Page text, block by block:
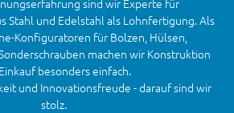
sind wir Experte für
Stahl und Edelstahl als Lohnfertigung. Als
Konfiguratoren für Bolzen, Hülsen,
machen wir Konstruktion
besonders einfach.
und Innovationsfreude - darauf sind wir
stolz.